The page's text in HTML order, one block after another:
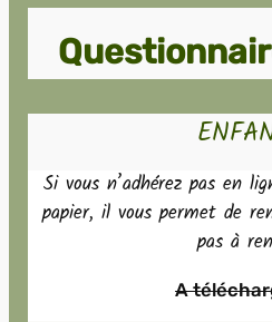
Si vous n’adhérez pas en
papier, il vous permet de
pas à
A